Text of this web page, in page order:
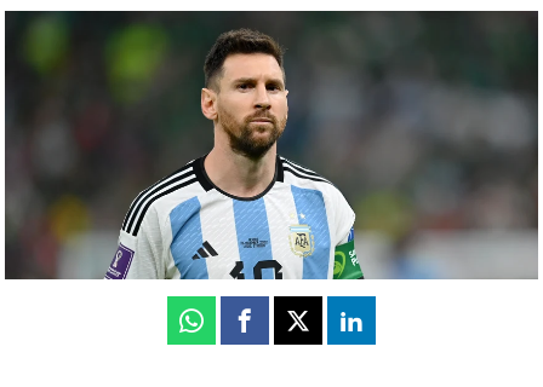
Leo Messi, Premio Princesa de Asturias de los Deportes 2026 |
Luis F. Castillo
Publicado:03 de junio de 2026, 12:02
Whatsapp
Facebook
X Linkedin